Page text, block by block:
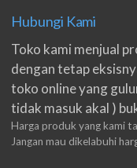
Hubungi Kami
Toko kami menjual
dengan tetap
toko online yang
tidak masuk akal )
Harga produk yang kami
Jangan mau dikelabuhi